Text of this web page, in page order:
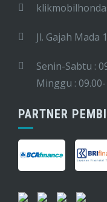
Jl. Gajah Mada
Senin-Sabtu :
Minggu :
PARTNER